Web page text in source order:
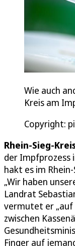
Wie auch
Kreis am
Copyright:
Rhein-Sieg-
der Impfprozess
hakt es im
„Wir haben
Landrat
vermutet er
zwischen
Finger auf